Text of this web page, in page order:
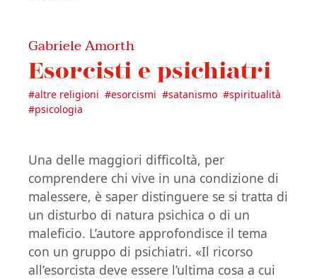
Gabriele Amorth
Esorcisti e psichiatri
#altre religioni #esorcismi #satanismo #spiritualità
#psicologia
Una delle maggiori difficoltà, per
comprendere chi vive in una condizione di
malessere, è saper distinguere se si tratta di
un disturbo di natura psichica o di un
maleficio. L’autore approfondisce il tema
con un gruppo di psichiatri. «Il ricorso
all’esorcista deve essere l’ultima cosa a cui